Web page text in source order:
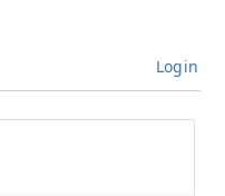
Login